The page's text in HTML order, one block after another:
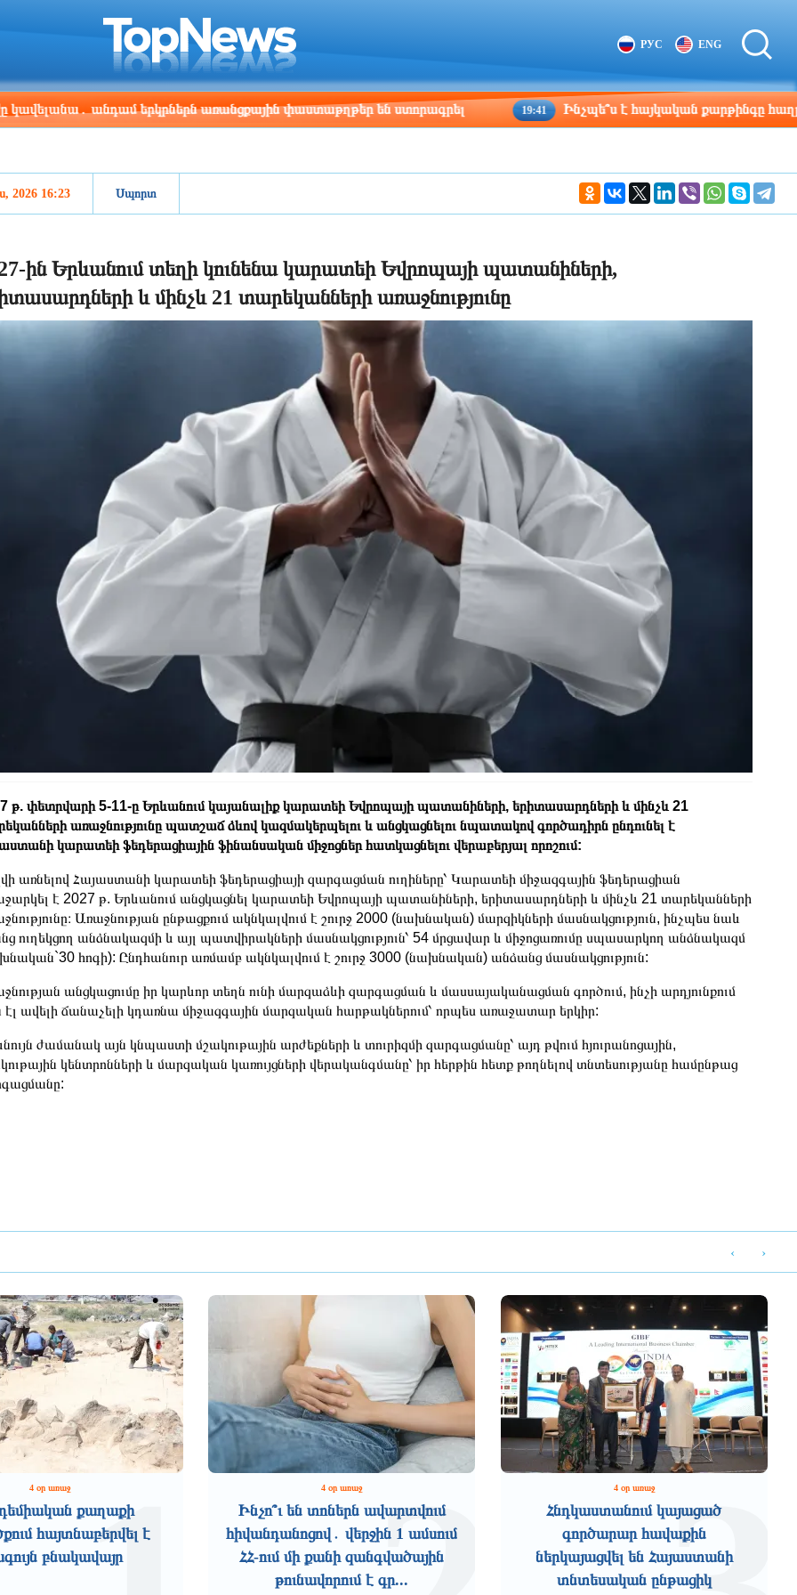
Los Angeles
15:10
Beijing
06:10 РУС ENG
անդամ երկրներն առանցքային փաստաթղթեր են ստորագրել 19:41 Ինչպե՞ս է հայկական քարթինգը հաղթահարում
2026 16:23 Սպորտ
ին Երևանում տեղի կունենա կարատեի Եվրոպայի պատանիների,
և մինչև 21 տարեկանների առաջնությունը
թ. փետրվարի 5-11-ը Երևանում կայանալիք կարատեի Եվրոպայի պատանիների, երիտասարդների և մինչև 21
առաջնությունը պատշաճ ձևով կազմակերպելու և անցկացնելու նպատակով գործադիրն ընդունել է
կարատեի ֆեդերացիային ֆինանսական միջոցներ հատկացնելու վերաբերյալ որոշում:
առնելով Հայաստանի կարատեի ֆեդերացիայի զարգացման ուղիները՝ Կարատեի միջազգային ֆեդերացիան
է 2027 թ. Երևանում անցկացնել կարատեի Եվրոպայի պատանիների, երիտասարդների և մինչև 21 տարեկանների
Առաջնության ընթացքում ակնկալվում է շուրջ 2000 (նախնական) մարզիկների մասնակցություն, ինչպես նաև
ուղեկցող անձնակազմի և այլ պատվիրակների մասնակցություն՝ 54 մրցավար և միջոցառումը սպասարկող անձնակազմ
հոգի): Ընդհանուր առմամբ ակնկալվում է շուրջ 3000 (նախնական) անձանց մասնակցություն:
անցկացումը իր կարևոր տեղն ունի մարզաձևի զարգացման և մասսայականացման գործում, ինչի արդյունքում
էլ ավելի ճանաչելի կդառնա միջազգային մարզական հարթակներում՝ որպես առաջատար երկիր:
ժամանակ այն կնպաստի մշակութային արժեքների և տուրիզմի զարգացմանը՝ այդ թվում հյուրանոցային,
կենտրոնների և մարզական կառույցների վերականգմանը՝ իր հերթին հետք թողնելով տնտեսությանը համընթաց
4 օր առաջ
քաղաքի
հայտնաբերվել է
բնակավայր
4 օր առաջ
Ինչո՞ւ են տոներն ավարտվում
հիվանդանոցով․ վերջին 1 ամսում
ՀՀ-ում մի քանի զանգվածային
թունավորում է գր...
4 օր առաջ
Հնդկաստանում կայացած
գործարար հավաքին
ներկայացվել են Հայաստանի
տնտեսական ընթացիկ
‹ ›